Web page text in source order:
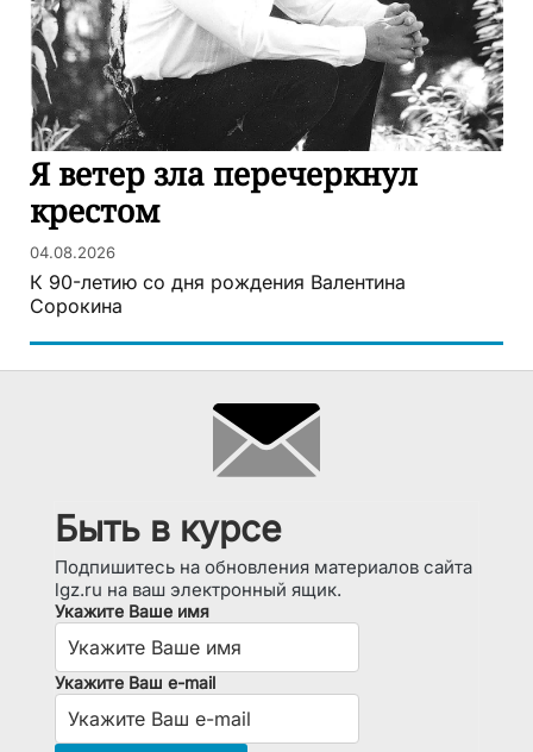
Я ветер зла перечеркнул
крестом
04.08.2026
К 90-летию со дня рождения Валентина
Сорокина
Быть в курсе
Подпишитесь на обновления материалов сайта
lgz.ru на ваш электронный ящик.
Укажите Ваше имя
Укажите Ваш e-mail